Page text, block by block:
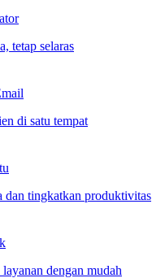
tetap selaras
di satu tempat
dan tingkatkan produktivitas
dengan mudah